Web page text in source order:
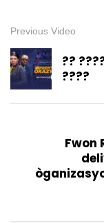
Previous Video
??
????
Fwon